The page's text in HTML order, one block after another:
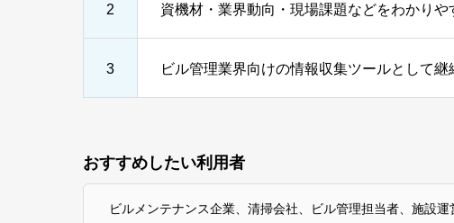
2 資機材・業界動向・現場課題などをわかりや
3 ビル管理業界向けの情報収集ツールとして継
おすすめしたい利用者
ビルメンテナンス企業、清掃会社、ビル管理担当者、施設